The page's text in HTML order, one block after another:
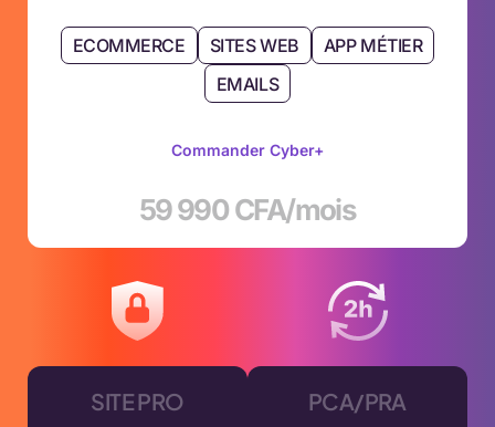
ECOMMERCE SITES WEB
APP MÉTIER
EMAILS
Commander Cyber+
59 990 CFA/mois
SITE PRO PCA/PRA